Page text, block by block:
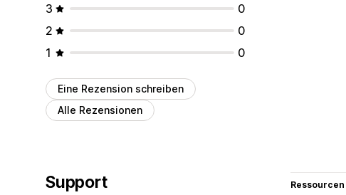
3
0
2
0
1
0
Eine Rezension schreiben
Alle Rezensionen
Support Ressourcen